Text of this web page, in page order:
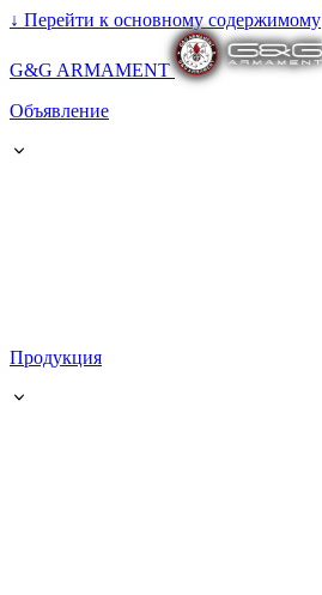
↓ Перейти к основному содержимому
G&G ARMAMENT
Объявление
Продукция